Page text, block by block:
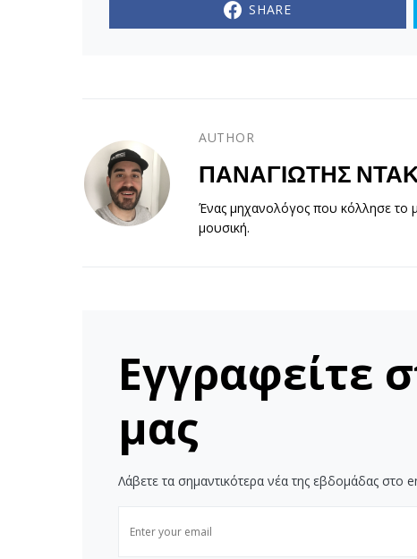
SHARE
AUTHOR
ΠΑΝΑΓΙΏΤΗΣ
Ένας μηχανολόγος που κόλλησε το
μουσική.
Εγγραφείτε
μας
Λάβετε τα σημαντικότερα νέα της εβδομάδας στο